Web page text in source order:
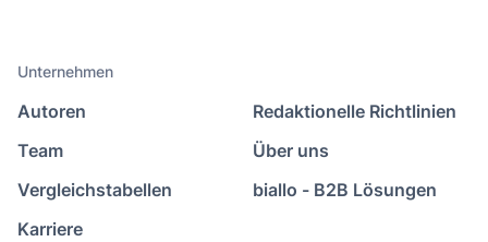
Unternehmen
Autoren
Team
Vergleichstabellen
Karriere
Redaktionelle Richtlinien
Über uns
biallo - B2B Lösungen